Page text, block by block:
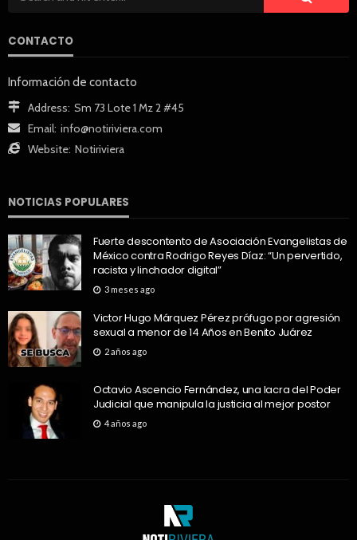
CONTACTO
Información de contacto
Address: Sm 73 Lote 1 Mz 2 #45
Email: info@notiriviera.com
Website: Notiriviera
NOTICIAS POPULARES
Fuerte descontento de Asociación Evangelistas de
México contra Rodrigo Reyes Díaz: “Un pervertido,
racista y linchador digital”
3 meses ago
Victor Hugo Márquez Pérez prófugo por agresión
sexual a menor de 14 Años en Benito Juárez
2 años ago
Octavio Ascencio Fernández, una lacra del Poder
Judicial que manipula la justicia al mejor postor
4 años ago